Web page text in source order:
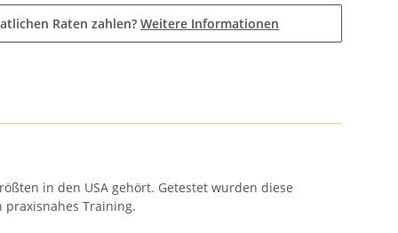
Raten zahlen? Weitere Informationen
in den USA gehört. Getestet wurden diese
Training.